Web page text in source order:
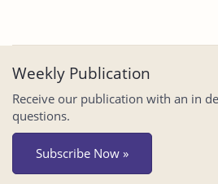
Weekly Publication
Receive our publication with an in
questions.
Subscribe Now »